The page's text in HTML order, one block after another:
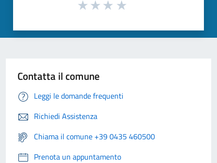
Contatta il comune
Leggi le domande frequenti
Richiedi Assistenza
Chiama il comune +39 0435 460500
Prenota un appuntamento